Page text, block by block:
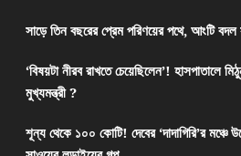
সাড়ে তিন বছরের প্রেম পরিণয়ের পথে, আংটি
‘বিষয়টা নীরব রাখতে চেয়েছিলেন’! হাসপাতালে
মুখ্যমন্ত্রী ?
শূন্য থেকে ১০০ কোটি! দেবের ‘দাদাগিরি’র মঞ্চে